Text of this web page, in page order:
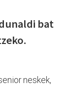
bat
neskek,